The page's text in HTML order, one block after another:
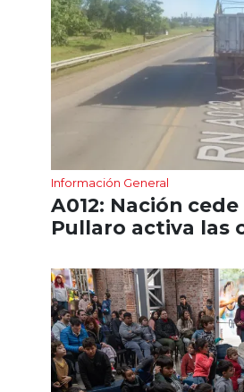
Información General
A012: Nación
Pullaro activa las